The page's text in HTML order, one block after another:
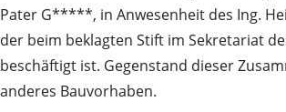
Pater G*****, in Anwesenheit des Ing.
der beim beklagten Stift im Sekretariat
beschäftigt ist. Gegenstand dieser
anderes Bauvorhaben.